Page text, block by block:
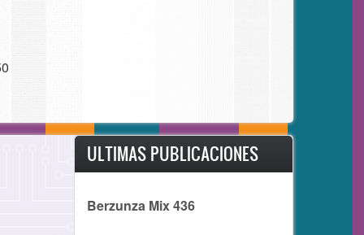
ULTIMAS PUBLICACIONES
Berzunza Mix 436